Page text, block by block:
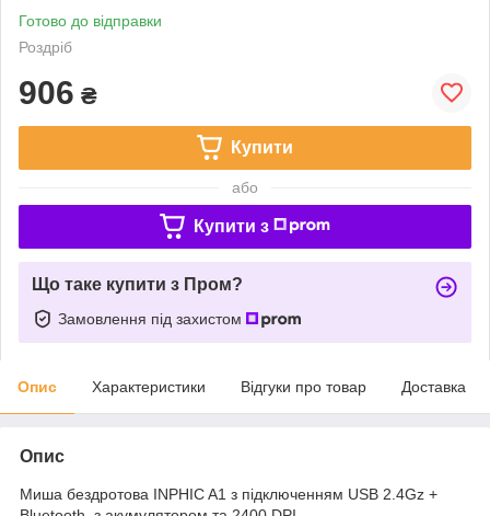
Готово до відправки
Роздріб
906 ₴
Купити
або
Купити з
Що таке купити з Пром?
Замовлення під захистом
Опис Характеристики Відгуки про товар Доставка
Опис
Миша бездротова INPHIC A1 з підключенням USB 2.4Gz +